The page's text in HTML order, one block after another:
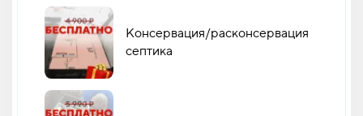
Консервация/расконсервация
септика